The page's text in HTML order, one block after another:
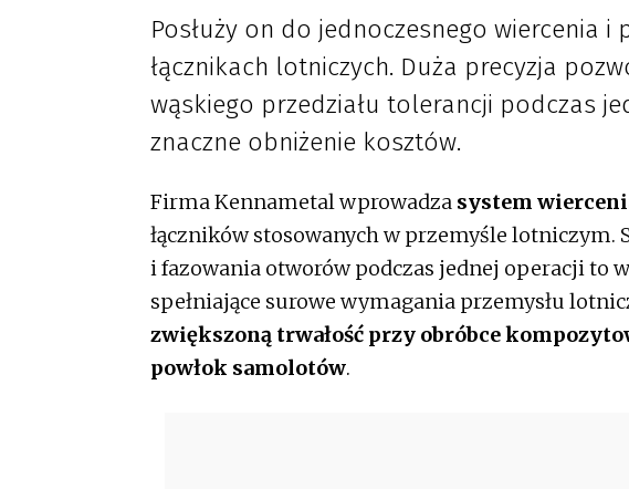
Posłuży on do jednoczesnego wiercenia i
łącznikach lotniczych. Duża precyzja
wąskiego przedziału tolerancji podczas
znaczne obniżenie kosztów.
Firma Kennametal wprowadza system
łączników stosowanych w przemyśle lotniczym.
i fazowania otworów podczas jednej operacji to
spełniające surowe wymagania przemysłu
zwiększoną trwałość przy obróbce
powłok samolotów.